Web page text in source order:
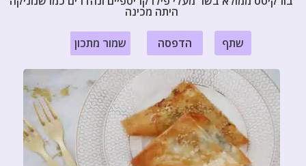
היתה מכינה
שתף הדפסה שמור מתכון